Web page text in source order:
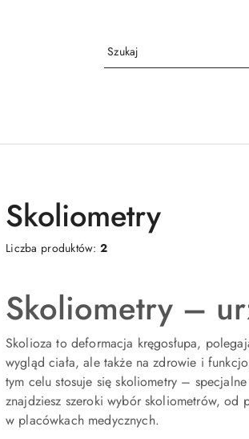
Skoliometry
Liczba produktów:2
Skoliometry –
Skolioza to deformacja kręgosłupa,
wygląd ciała, ale także na zdrowie i
tym celu stosuje się skoliometry –
znajdziesz szeroki wybór skoliometrów, od
w placówkach medycznych.